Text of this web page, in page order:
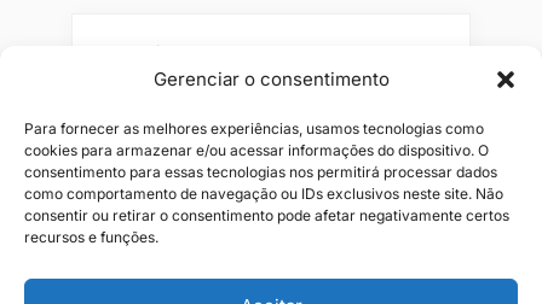
Gerenciar o consentimento
Para fornecer as melhores experiências, usamos tecnologias como
cookies para armazenar e/ou acessar informações do dispositivo. O
consentimento para essas tecnologias nos permitirá processar dados
como comportamento de navegação ou IDs exclusivos neste site. Não
consentir ou retirar o consentimento pode afetar negativamente certos
recursos e funções.
Pesquisar